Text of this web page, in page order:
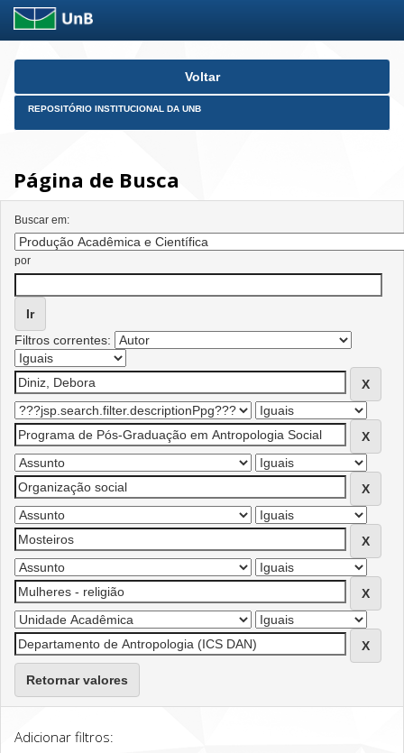
Skip
Voltar
REPOSITÓRIO INSTITUCIONAL DA UNB
Página de Busca
Buscar em:
por
Filtros correntes:
Retornar valores
Adicionar filtros: